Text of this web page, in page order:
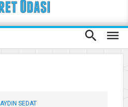
AYDIN SEDAT